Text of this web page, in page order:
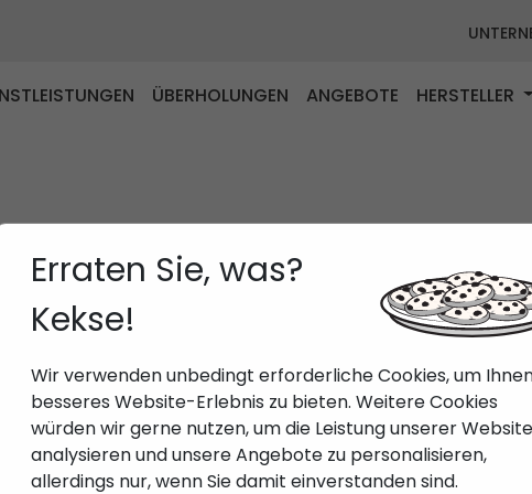
ÜBERHOLUNGEN ANGEBOTE HERSTELLER
Erraten Sie, was?
Kekse!
Wir verwenden unbedingt erforderliche Cookies, um
besseres Website-Erlebnis zu bieten. Weitere Cookies
würden wir gerne nutzen, um die Leistung unserer
analysieren und unsere Angebote zu personalisieren,
allerdings nur, wenn Sie damit einverstanden sind.